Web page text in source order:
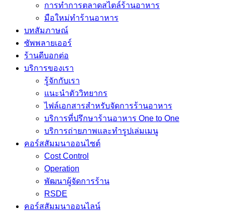
การทำการตลาดสไตล์ร้านอาหาร
มือใหม่ทำร้านอาหาร
บทสัมภาษณ์
ซัพพลายเออร์
ร้านดีบอกต่อ
บริการของเรา
รู้จักกับเรา
แนะนำตัววิทยากร
ไฟล์เอกสารสำหรับจัดการร้านอาหาร
บริการที่ปรึกษาร้านอาหาร One to One
บริการถ่ายภาพและทำรูปเล่มเมนู
คอร์สสัมมนาออนไซต์
Cost Control
Operation
พัฒนาผู้จัดการร้าน
RSDE
คอร์สสัมมนาออนไลน์